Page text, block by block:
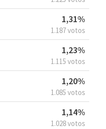
1,31%
1.187 votos
1,23%
1.115 votos
1,20%
1.085 votos
1,14%
1.028 votos